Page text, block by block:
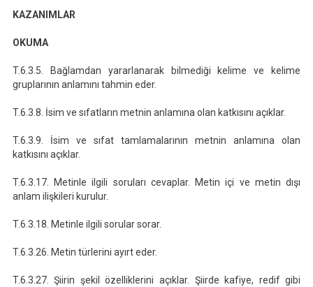
KAZANIMLAR
OKUMA
T.6.3.5. Bağlamdan yararlanarak bilmediği kelime ve kelime
gruplarının anlamını tahmin eder.
T.6.3.8. İsim ve sıfatların metnin anlamına olan katkısını açıklar.
T.6.3.9. İsim ve sıfat tamlamalarının metnin anlamına olan
katkısını açıklar.
T.6.3.17. Metinle ilgili soruları cevaplar. Metin içi ve metin dışı
anlam ilişkileri kurulur.
T.6.3.18. Metinle ilgili sorular sorar.
T.6.3.26. Metin türlerini ayırt eder.
T.6.3.27. Şiirin şekil özelliklerini açıklar. Şiirde kafiye, redif gibi